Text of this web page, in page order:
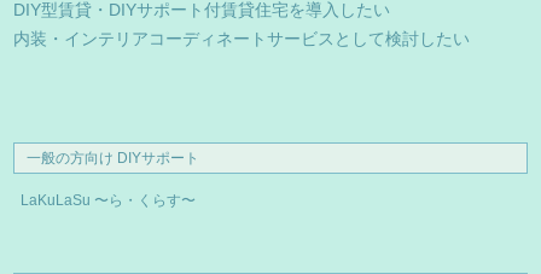
DIY型賃貸・DIYサポート付賃貸住宅を導入したい
内装・インテリアコーディネートサービスとして検討したい
一般の方向け DIYサポート
LaKuLaSu 〜ら・くらす〜